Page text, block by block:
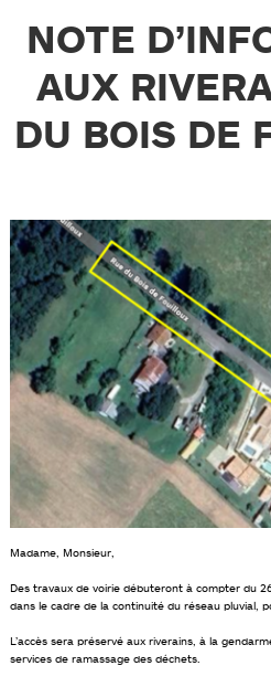
NOTE
AUX
DU BOIS DE
Madame, Monsieur,
Des travaux de voirie débuteront à compter du
dans le cadre de la continuité du réseau pluvial,
L’accès sera préservé aux riverains, à la
services de ramassage des déchets.